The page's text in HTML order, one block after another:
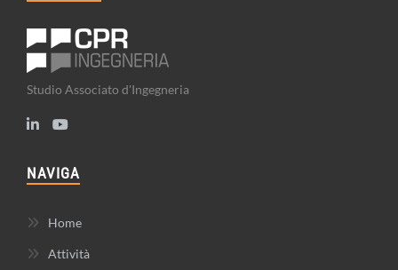
Studio Associato d'Ingegneria
NAVIGA
Home
Attività